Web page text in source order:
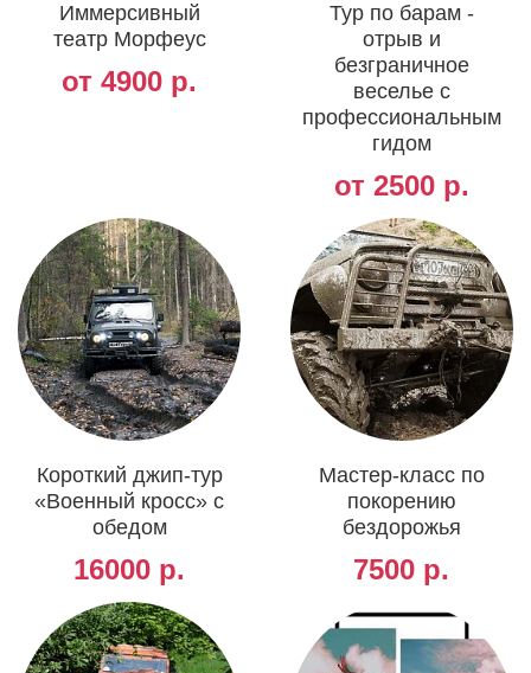
Иммерсивный
театр Морфеус
от 4900 р.
Тур по барам -
отрыв и
безграничное
веселье с
профессиональным
гидом
от 2500 р.
Короткий джип-тур
«Военный кросс» с
обедом
16000 р.
Мастер-класс по
покорению
бездорожья
7500 р.